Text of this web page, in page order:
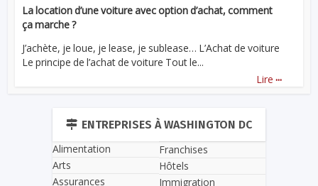
La location d’une voiture avec option d’achat, comment
ça marche ?
J’achète, je loue, je lease, je sublease… L’Achat de voiture
Le principe de l’achat de voiture Tout le...
Lire ...
ENTREPRISES À WASHINGTON DC
Alimentation
Arts
Assurances
Franchises
Hôtels
Immigration